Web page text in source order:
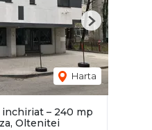
Harta
Next
– 240 mp
Oltenitei